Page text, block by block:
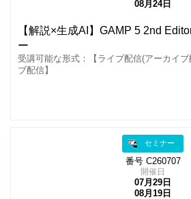
08月24日
【解説×生成AI】GAMP 5 2nd
ー
受講可能な形式：【ライブ配信(アーカイ
ブ配信】
セミナー
番号 C260707
開催日
07月29日
08月19日